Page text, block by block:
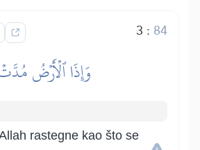
3 : 84
وَإِذَا ٱلۡأَرۡضُ
rastegne kao što se